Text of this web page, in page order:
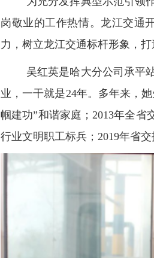
岗敬业的工作热情。龙江交通
力，树立龙江交通标杆形象，打
吴红英是哈大分公司承平
业，一干就是24年。多年来，
帼建功”和谐家庭；2013年全省
行业文明职工标兵；2019年省